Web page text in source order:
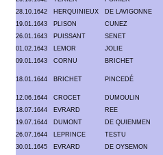
28.10.1642
HERQUINIEUX DE LAVIGONNE
19.01.1643
PLISON CUNEZ
26.01.1643
PUISSANT SENET
01.02.1643
LEMOR JOLIE
09.01.1643
CORNU BRICHET
18.01.1644 BRICHET PINCEDÉ
12.06.1644 CROCET DUMOULIN
18.07.1644
EVRARD REE
19.07.1644
DUMONT DE QUIENMEN
26.07.1644
LEPRINCE TESTU
30.01.1645
EVRARD DE OYSEMON